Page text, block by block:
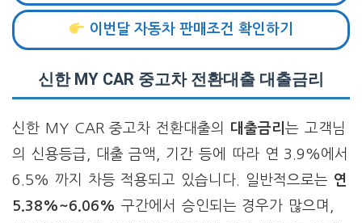
이번달 자동차 판매조건 확인하기
신한 MY CAR 중고차 전환대출 대출금리
신한 MY CAR 중고차 전환대출의 대출금리 는 고객님
의 신용등급, 대출 금액, 기간 등에 따라 연 3.9%에서
6.5% 까지 차등 적용되고 있습니다. 일반적으로는 연
5.38%~6.06% 구간에서 승인되는 경우가 많으며,